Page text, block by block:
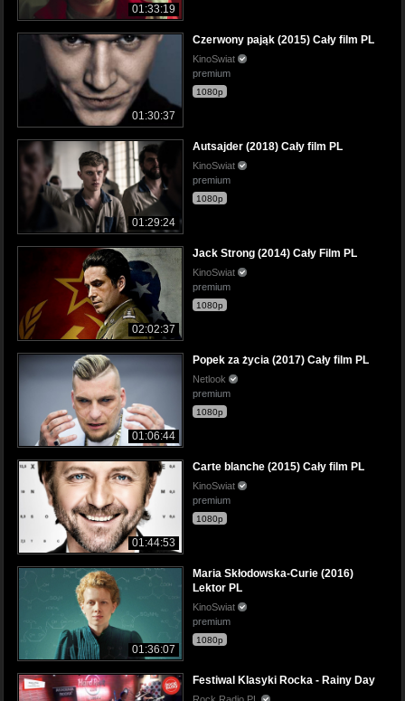
01:33:19
01:30:37
Czerwony pająk (2015) Cały film PL
KinoSwiat
premium
1080p
01:29:24
Autsajder (2018) Cały film PL
KinoSwiat
premium
1080p
02:02:37
Jack Strong (2014) Cały Film PL
KinoSwiat
premium
1080p
01:06:44
Popek za życia (2017) Cały film PL
Netlook
premium
1080p
01:44:53
Carte blanche (2015) Cały film PL
KinoSwiat
premium
1080p
01:36:07
Maria Skłodowska-Curie (2016)
Lektor PL
KinoSwiat
premium
1080p
Festiwal Klasyki Rocka - Rainy Day